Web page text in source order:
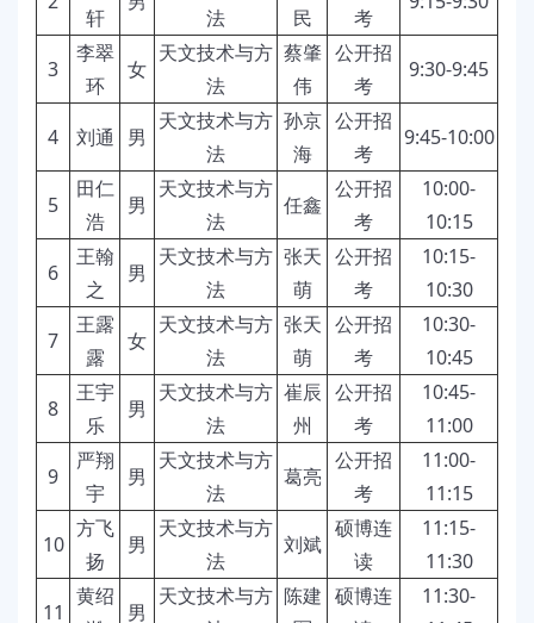
轩
法
民
考
3
李翠
环
女
天文技术与方
法
蔡肇
伟
公开招
考
9:30-9:45
4 刘通 男
天文技术与方
法
孙京
海
公开招
考
9:45-10:00
5
田仁
浩
男
天文技术与方
法
任鑫
公开招
考
10:00-
10:15
6
王翰
之
男
天文技术与方
法
张天
萌
公开招
考
10:15-
10:30
7
王露
露
女
天文技术与方
法
张天
萌
公开招
考
10:30-
10:45
8
王宇
乐
男
天文技术与方
法
崔辰
州
公开招
考
10:45-
11:00
9
严翔
宇
男
天文技术与方
法
葛亮
公开招
考
11:00-
11:15
10
方飞
扬
男
天文技术与方
法
刘斌
硕博连
读
11:15-
11:30
11
黄绍
男
天文技术与方 陈建 硕博连
11:30-